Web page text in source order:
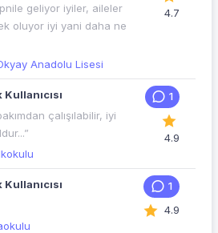
geliyor iyiler, aileler
oluyor iyi yani daha ne
Anadolu Lisesi
4.7
çalışılabilir, iyi
1
4.9
1
4.9